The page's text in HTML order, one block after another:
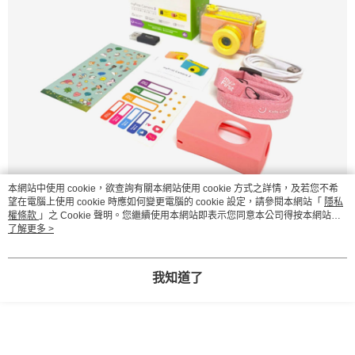
本網站中使用 cookie，欲查詢有關本網站使用 cookie 方式之詳情，及若您不希
望在電腦上使用 cookie 時應如何變更電腦的 cookie 設定，請參閱本網站「 隱私
權條款 」之 Cookie 聲明。您繼續使用本網站即表示您同意本公司得按本網站使
用條款之 Cookie 聲明使用 cookie。
了解更多 >
我知道了